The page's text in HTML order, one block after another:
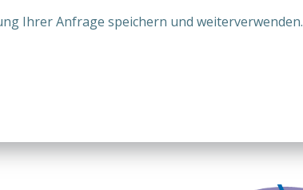
Ihrer Anfrage speichern und weiterverwenden.